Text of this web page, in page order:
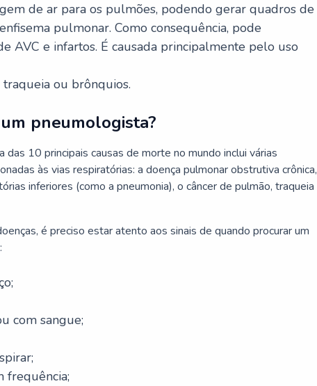
de ar para os pulmões, podendo gerar quadros de
pulmonar. Como consequência, pode
AVC e infartos. É causada principalmente pelo uso
ou brônquios.
pneumologista?
das 10 principais causas de morte no mundo inclui várias
às vias respiratórias: a doença pulmonar obstrutiva crônica,
inferiores (como a pneumonia), o câncer de pulmão, traqueia
é preciso estar atento aos sinais de quando procurar um
com sangue;
frequência;